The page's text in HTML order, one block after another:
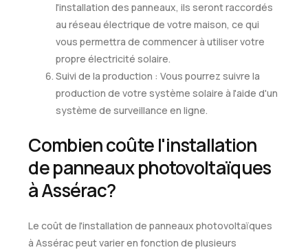
l'installation des panneaux, ils seront raccordés
au réseau électrique de votre maison, ce qui
vous permettra de commencer à utiliser votre
propre électricité solaire.
Suivi de la production : Vous pourrez suivre la
production de votre système solaire à l'aide d'un
système de surveillance en ligne.
Combien coûte l'installation
de panneaux photovoltaïques
à Assérac?
Le coût de l'installation de panneaux photovoltaïques
à Assérac peut varier en fonction de plusieurs